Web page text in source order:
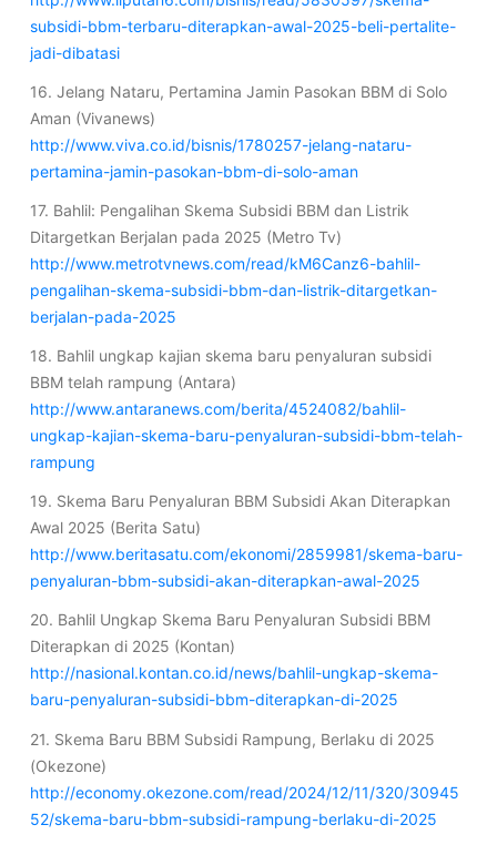
subsidi-bbm-terbaru-diterapkan-awal-2025-beli-pertalite-
jadi-dibatasi
16. Jelang Nataru, Pertamina Jamin Pasokan BBM di Solo
Aman (Vivanews)
http://www.viva.co.id/bisnis/1780257-jelang-nataru-
pertamina-jamin-pasokan-bbm-di-solo-aman
17. Bahlil: Pengalihan Skema Subsidi BBM dan Listrik
Ditargetkan Berjalan pada 2025 (Metro Tv)
http://www.metrotvnews.com/read/kM6Canz6-bahlil-
pengalihan-skema-subsidi-bbm-dan-listrik-ditargetkan-
berjalan-pada-2025
18. Bahlil ungkap kajian skema baru penyaluran subsidi
BBM telah rampung (Antara)
http://www.antaranews.com/berita/4524082/bahlil-
ungkap-kajian-skema-baru-penyaluran-subsidi-bbm-telah-
rampung
19. Skema Baru Penyaluran BBM Subsidi Akan Diterapkan
Awal 2025 (Berita Satu)
http://www.beritasatu.com/ekonomi/2859981/skema-baru-
penyaluran-bbm-subsidi-akan-diterapkan-awal-2025
20. Bahlil Ungkap Skema Baru Penyaluran Subsidi BBM
Diterapkan di 2025 (Kontan)
http://nasional.kontan.co.id/news/bahlil-ungkap-skema-
baru-penyaluran-subsidi-bbm-diterapkan-di-2025
21. Skema Baru BBM Subsidi Rampung, Berlaku di 2025
(Okezone)
http://economy.okezone.com/read/2024/12/11/320/30945
52/skema-baru-bbm-subsidi-rampung-berlaku-di-2025